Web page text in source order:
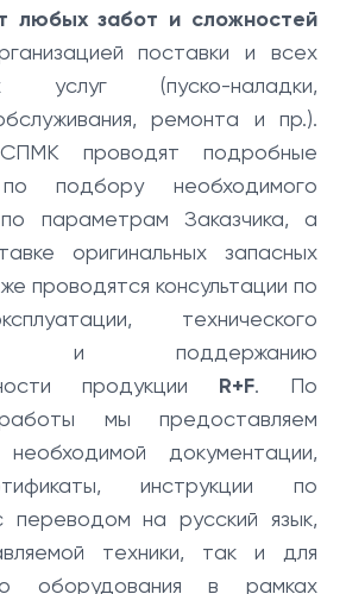
любых забот и сложностей
поставки и всех
услуг (пуско-наладки,
ремонта и пр.).
проводят подробные
по подбору необходимого
параметрам Заказчика, а
оригинальных запасных
проводятся консультации по
технического
и поддержанию
продукции R+F. По
мы предоставляем
документации,
инструкции по
переводом на русский язык,
техники, так и для
оборудования в рамках